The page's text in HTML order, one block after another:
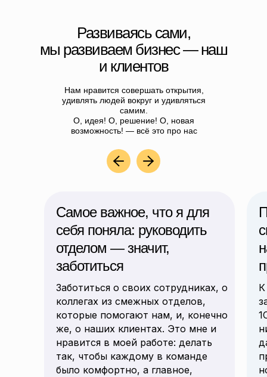
Развиваясь сами,
мы развиваем бизнес — наш
и клиентов
Нам нравится совершать открытия,
удивлять людей вокруг и удивляться
самим.
О, идея! О, решение! О, новая
возможность! — всё это про нас
К
Заботиться о своих сотрудниках, о
коллегах из смежных отделов,
которые помогают нам, и, конечно
же, о наших клиентах. Это мне и
нравится в моей работе: делать
так, чтобы каждому в команде
было комфортно, а главное,
Самое важное, что я для
себя поняла: руководить
отделом — значит,
заботиться